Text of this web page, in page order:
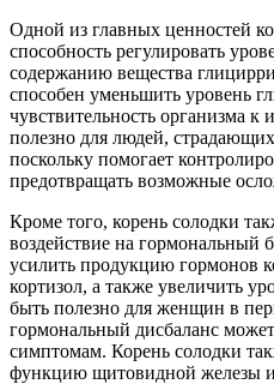
Одной из главных ценностей
способность регулировать
содержанию вещества
способен уменьшить уровень
чувствительность организма к
полезно для людей,
поскольку помогает
предотвращать возможные
Кроме того, корень солодки
воздействие на гормональный
усилить продукцию гормонов
кортизол, а также увеличить
быть полезно для женщин в
гормональный дисбаланс
симптомам. Корень солодки
функцию щитовидной железы и